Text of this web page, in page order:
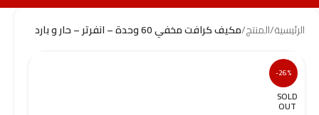
الرئيسية/المنتج/مكيف كرافت مخفي 60 وحدة – انفرتر – حار و بارد
-26%
SOLD
OUT